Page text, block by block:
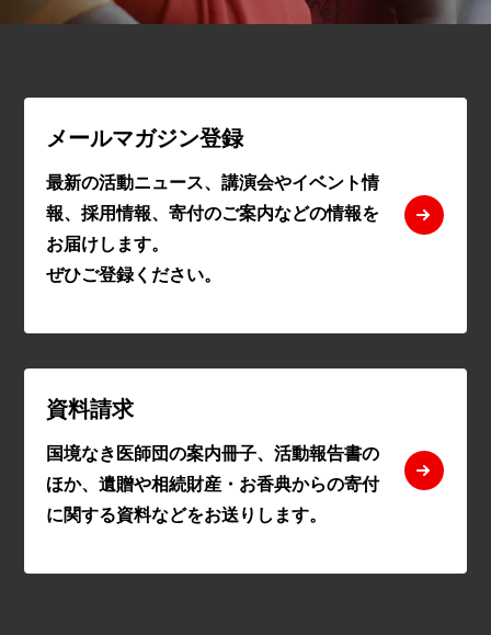
メールマガジン登録
最新の活動ニュース、講演会やイベント情
報、採用情報、寄付のご案内などの情報を
お届けします。
ぜひご登録ください。
資料請求
国境なき医師団の案内冊子、活動報告書の
ほか、遺贈や相続財産・お香典からの寄付
に関する資料などをお送りします。